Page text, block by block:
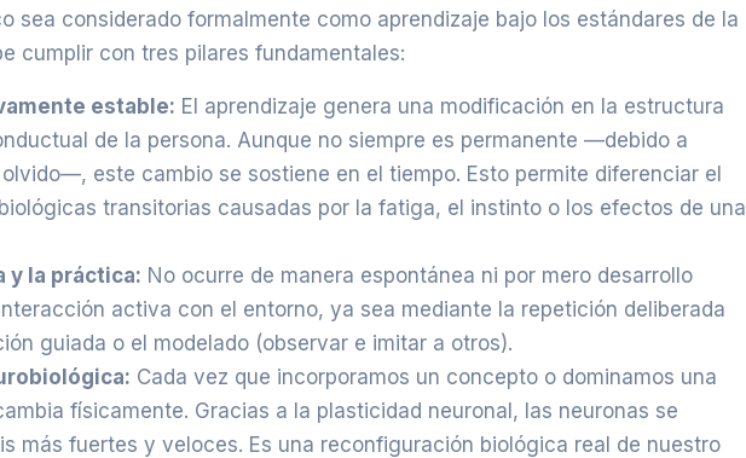
sea considerado formalmente como aprendizaje bajo los estándares de la
cumplir con tres pilares fundamentales:
estable: El aprendizaje genera una modificación en la estructura
de la persona. Aunque no siempre es permanente —debido a
este cambio se sostiene en el tiempo. Esto permite diferenciar el
transitorias causadas por la fatiga, el instinto o los efectos de una
y la práctica: No ocurre de manera espontánea ni por mero desarrollo
activa con el entorno, ya sea mediante la repetición deliberada
guiada o el modelado (observar e imitar a otros).
Cada vez que incorporamos un concepto o dominamos una
físicamente. Gracias a la plasticidad neuronal, las neuronas se
más fuertes y veloces. Es una reconfiguración biológica real de nuestro